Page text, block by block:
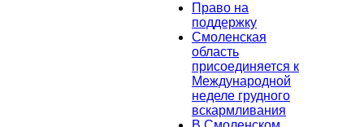
Право на
поддержку
Смоленская
область
присоединяется к
Международной
неделе грудного
вскармливания